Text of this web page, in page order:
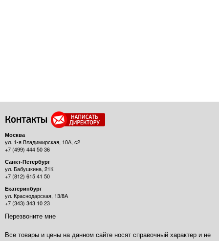
Контакты
Москва
ул. 1-я Владимирская, 10А, с2
+7 (499) 444 50 36
Санкт-Петербург
ул. Бабушкина, 21К
+7 (812) 615 41 50
Екатеринбург
ул. Краснодарская, 13/8А
+7 (343) 343 10 23
Перезвоните мне
Все товары и цены на данном сайте носят справочный характер и не